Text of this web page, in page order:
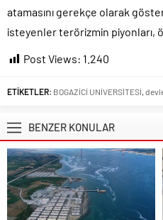
atamasını gerekçe olarak
isteyenler terörizmin piyonları,
Post Views: 1.240
ETİKETLER: BOGAZİCİ UNİVERSİTESİ
BENZER KONULAR